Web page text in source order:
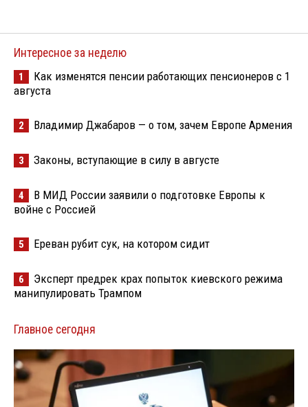
Интересное за неделю
1
Как изменятся пенсии работающих пенсионеров с 1
августа
2 Владимир Джабаров — о том, зачем Европе Армения
3 Законы, вступающие в силу в августе
4
В МИД России заявили о подготовке Европы к
войне с Россией
5 Ереван рубит сук, на котором сидит
6
Эксперт предрек крах попыток киевского режима
манипулировать Трампом
Главное сегодня